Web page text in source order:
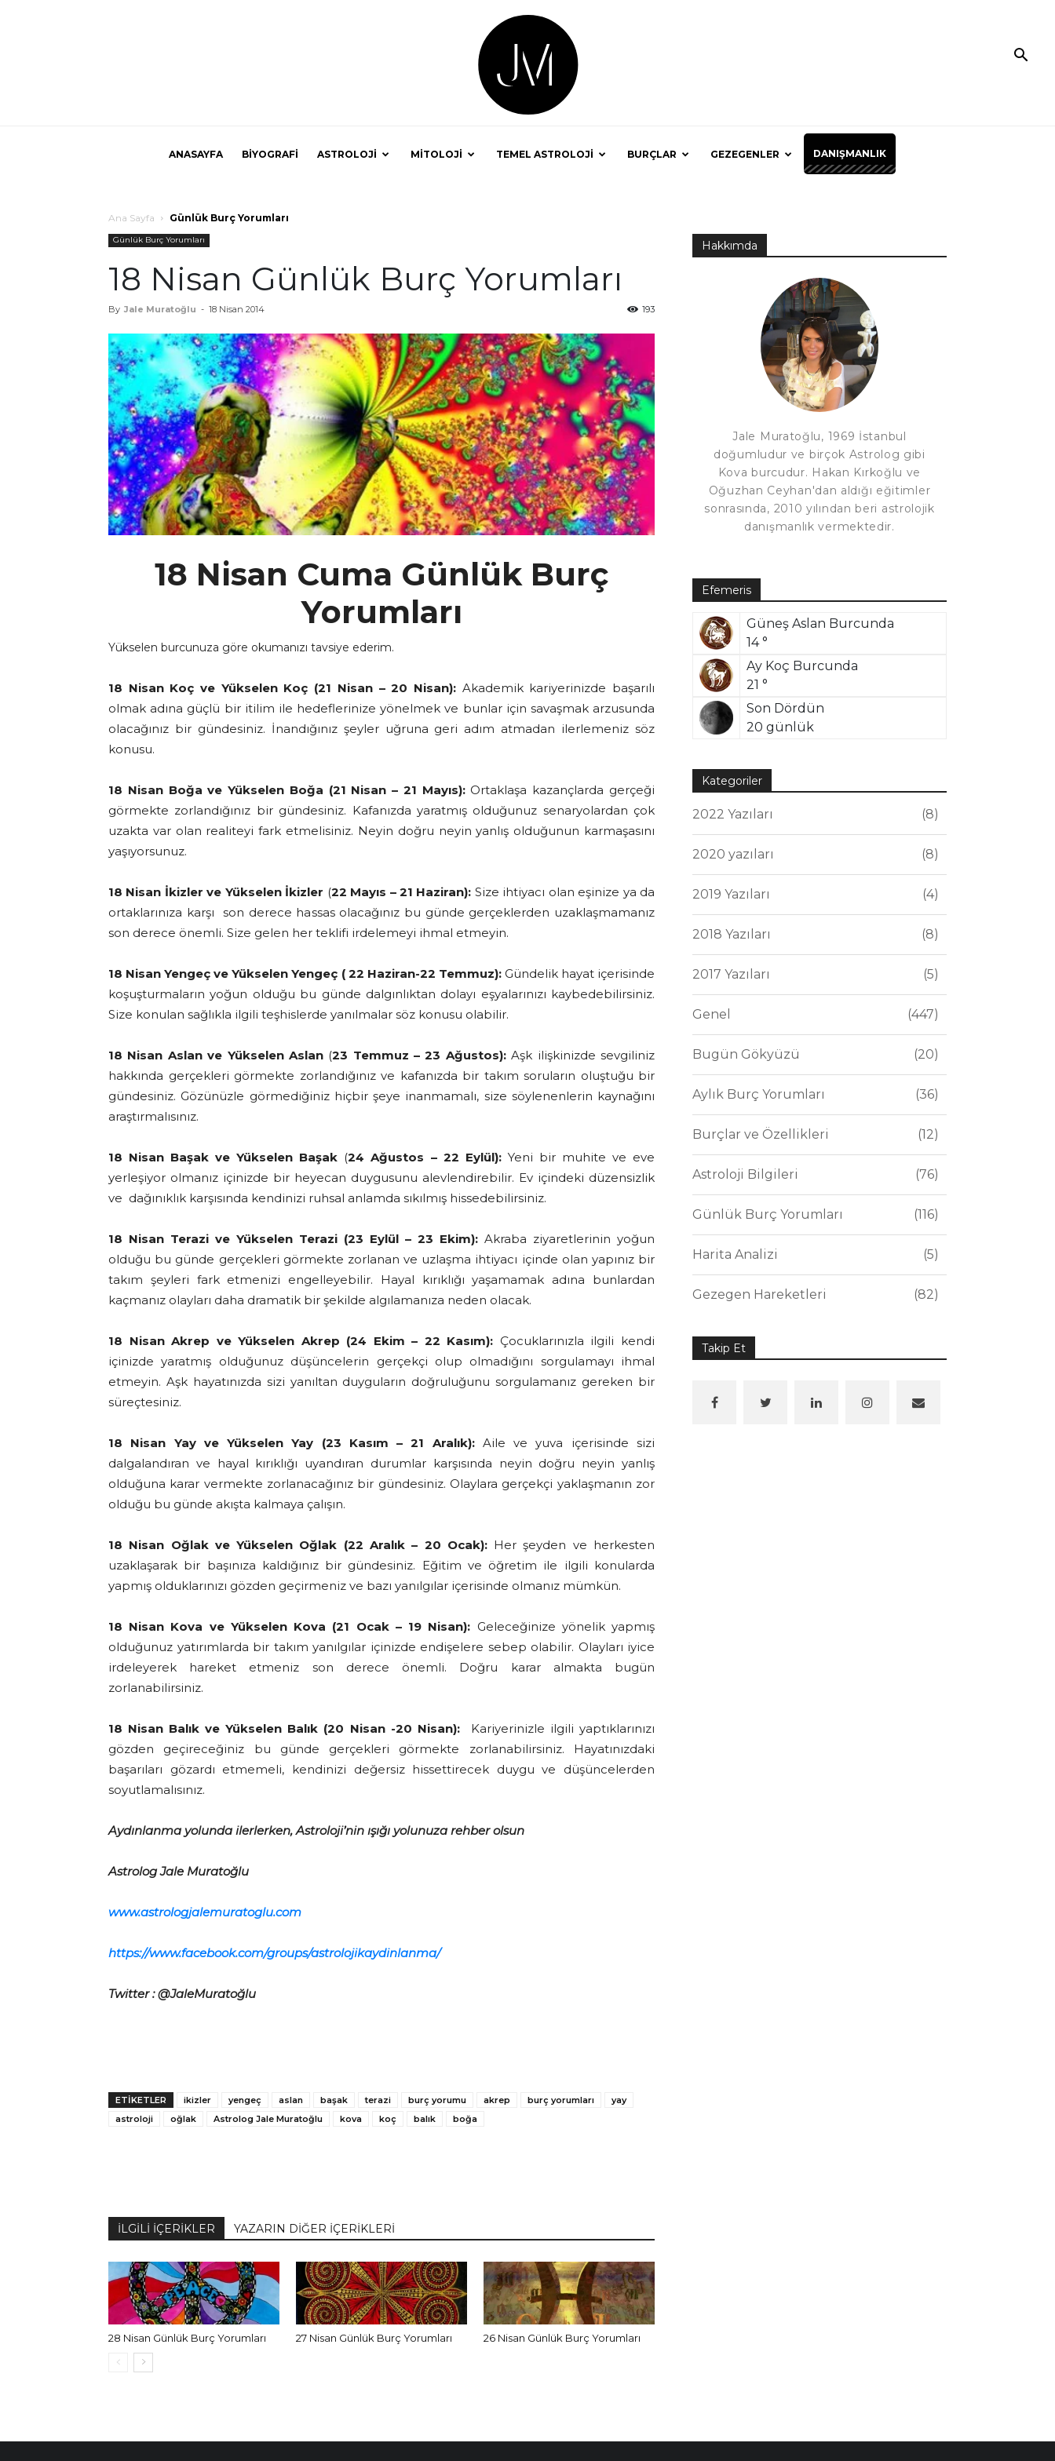
Muratoğlu
ANASAYFA BİYOGRAFİ ASTROLOJİ MİTOLOJİ TEMEL ASTROLOJİ BURÇLAR GEZEGENLER DANIŞMANLIK
Ana Sayfa Günlük Burç Yorumları
Günlük Burç Yorumları
18 Nisan Günlük Burç Yorumları
By Jale Muratoğlu - 18 Nisan 2014 193
18 Nisan Cuma Günlük Burç
Yorumları
Yükselen burcunuza göre okumanızı tavsiye ederim.
18 Nisan Koç ve Yükselen Koç (21 Nisan – 20 Nisan):Akademik kariyerinizde başarılı
olmak adına güçlü bir itilim ile hedeflerinize yönelmek ve bunlar için savaşmak arzusunda
olacağınız bir gündesiniz. İnandığınız şeyler uğruna geri adım atmadan ilerlemeniz söz
konusu.
18 Nisan Boğa ve Yükselen Boğa (21 Nisan – 21 Mayıs): Ortaklaşa kazançlarda gerçeği
görmekte zorlandığınız bir gündesiniz. Kafanızda yaratmış olduğunuz senaryolardan çok
uzakta var olan realiteyi fark etmelisiniz. Neyin doğru neyin yanlış olduğunun karmaşasını
yaşıyorsunuz.
18 Nisan İkizler ve Yükselen İkizler (22 Mayıs – 21 Haziran): Size ihtiyacı olan eşinize ya da
ortaklarınıza karşı son derece hassas olacağınız bu günde gerçeklerden uzaklaşmamanız
son derece önemli. Size gelen her teklifi irdelemeyi ihmal etmeyin.
18 Nisan Yengeç ve Yükselen Yengeç ( 22 Haziran-22 Temmuz): Gündelik hayat içerisinde
koşuşturmaların yoğun olduğu bu günde dalgınlıktan dolayı eşyalarınızı kaybedebilirsiniz.
Size konulan sağlıkla ilgili teşhislerde yanılmalar söz konusu olabilir.
18 Nisan Aslan ve Yükselen Aslan (23 Temmuz – 23 Ağustos):Aşk ilişkinizde sevgiliniz
hakkında gerçekleri görmekte zorlandığınız ve kafanızda bir takım soruların oluştuğu bir
gündesiniz. Gözünüzle görmediğiniz hiçbir şeye inanmamalı, size söylenenlerin kaynağını
araştırmalısınız.
18 Nisan Başak ve Yükselen Başak (24 Ağustos – 22 Eylül): Yeni bir muhite ve eve
yerleşiyor olmanız içinizde bir heyecan duygusunu alevlendirebilir. Ev içindeki düzensizlik
ve dağınıklık karşısında kendinizi ruhsal anlamda sıkılmış hissedebilirsiniz.
18 Nisan Terazi ve Yükselen Terazi (23 Eylül – 23 Ekim): Akraba ziyaretlerinin yoğun
olduğu bu günde gerçekleri görmekte zorlanan ve uzlaşma ihtiyacı içinde olan yapınız bir
takım şeyleri fark etmenizi engelleyebilir. Hayal kırıklığı yaşamamak adına bunlardan
kaçmanız olayları daha dramatik bir şekilde algılamanıza neden olacak.
18 Nisan Akrep ve Yükselen Akrep (24 Ekim – 22 Kasım): Çocuklarınızla ilgili kendi
içinizde yaratmış olduğunuz düşüncelerin gerçekçi olup olmadığını sorgulamayı ihmal
etmeyin. Aşk hayatınızda sizi yanıltan duyguların doğruluğunu sorgulamanız gereken bir
süreçtesiniz.
18 Nisan Yay ve Yükselen Yay (23 Kasım – 21 Aralık):Aile ve yuva içerisinde sizi
dalgalandıran ve hayal kırıklığı uyandıran durumlar karşısında neyin doğru neyin yanlış
olduğuna karar vermekte zorlanacağınız bir gündesiniz. Olaylara gerçekçi yaklaşmanın zor
olduğu bu günde akışta kalmaya çalışın.
18 Nisan Oğlak ve Yükselen Oğlak (22 Aralık – 20 Ocak):Her şeyden ve herkesten
uzaklaşarak bir başınıza kaldığınız bir gündesiniz. Eğitim ve öğretim ile ilgili konularda
yapmış olduklarınızı gözden geçirmeniz ve bazı yanılgılar içerisinde olmanız mümkün.
18 Nisan Kova ve Yükselen Kova (21 Ocak – 19 Nisan): Geleceğinize yönelik yapmış
olduğunuz yatırımlarda bir takım yanılgılar içinizde endişelere sebep olabilir. Olayları iyice
irdeleyerek hareket etmeniz son derece önemli. Doğru karar almakta bugün
zorlanabilirsiniz.
18 Nisan Balık ve Yükselen Balık (20 Nisan -20 Nisan):
Kariyerinizle ilgili yaptıklarınızı
gözden geçireceğiniz bu günde gerçekleri görmekte zorlanabilirsiniz. Hayatınızdaki
başarıları gözardı etmemeli, kendinizi değersiz hissettirecek duygu ve düşüncelerden
soyutlamalısınız.
Aydınlanma yolunda ilerlerken, Astroloji’nin ışığı yolunuza rehber olsun
Astrolog Jale Muratoğlu
www.astrologjalemuratoglu.com
https://www.facebook.com/groups/astrolojikaydinlanma/
Twitter : @JaleMuratoğlu
ETİKETLER ikizler yengeç aslan başak terazi burç yorumu akrep burç yorumları
yay
astroloji
oğlak Astrolog Jale Muratoğlu kova koç balık boğa
İLGİLİ İÇERİKLER YAZARIN DİĞER İÇERİKLERİ
28 Nisan Günlük Burç Yorumları 27 Nisan Günlük Burç Yorumları 26 Nisan Günlük Burç Yorumları
Hakkımda
Jale Muratoğlu, 1969 İstanbul
doğumludur ve birçok Astrolog gibi
Kova burcudur. Hakan Kırkoğlu ve
Oğuzhan Ceyhan'dan aldığı eğitimler
sonrasında, 2010 yılından beri astrolojik
danışmanlık vermektedir.
Efemeris
Güneş Aslan Burcunda
14 °
Ay Koç Burcunda
21 °
Son Dördün
20 günlük
Kategoriler
2022 Yazıları 8
2020 yazıları 8
2019 Yazıları 4
2018 Yazıları 8
2017 Yazıları 5
Genel 447
Bugün Gökyüzü 20
Aylık Burç Yorumları 36
Burçlar ve Özellikleri 12
Astroloji Bilgileri 76
Günlük Burç Yorumları 116
Harita Analizi 5
Gezegen Hareketleri 82
Takip Et